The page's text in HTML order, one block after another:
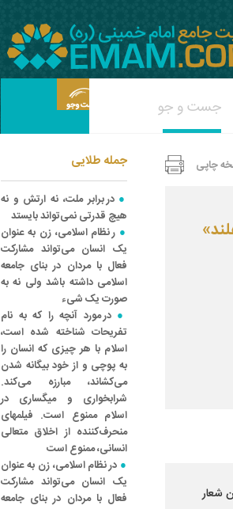
چاپی
شعار
جمله طلایی
در برابر ملت، نه ارتش و نه
هیچ قدرتی نمی‌تواند بایستد
ر نظام اسلامی، زن به عنوان
یک انسان می‌تواند مشارکت
فعال با مردان در بنای جامعه
اسلامی داشته باشد ولی نه به
صورت یک شی‌ء
در مورد آنچه را که به نام
تفریحات شناخته شده است،
اسلام با هر چیزی که انسان را
به پوچی و از خود بیگانه شدن
می‌کشاند، مبارزه می‌کند.
شرابخواری و میگساری در
اسلام ممنوع است. فیلمهای
منحرف‌کننده از اخلاق متعالی
انسانی، ممنوع است
در نظام اسلامی، زن به عنوان
یک انسان می‌تواند مشارکت
فعال با مردان در بنای جامعه